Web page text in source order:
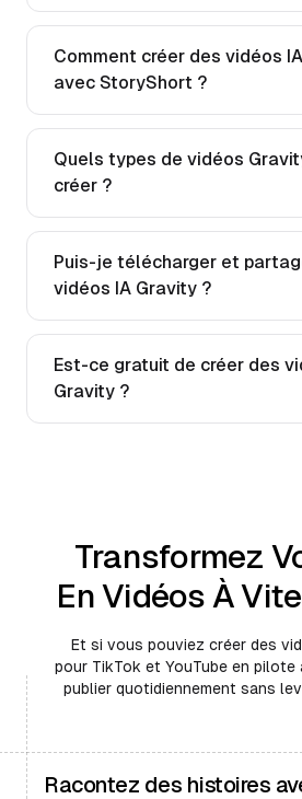
Comment créer des vidéos
avec StoryShort ?
Quels types de vidéos
créer ?
Puis-je télécharger et
vidéos IA Gravity ?
Est-ce gratuit de créer des
Gravity ?
Transformez
En Vidéos À
Et si vous pouviez créer des
pour TikTok et YouTube en
publier quotidiennement sans
Racontez des histoires